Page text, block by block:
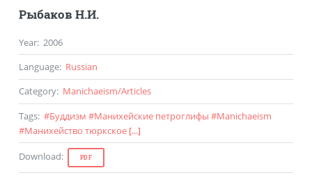
Рыбаков Н.И.
Year: 2006
Language: Russian
Category: Manichaeism/Articles
Tags: #Буддизм #Манихейские петроглифы #Manichaeism
#Манихейство тюркское [...]
Download: PDF